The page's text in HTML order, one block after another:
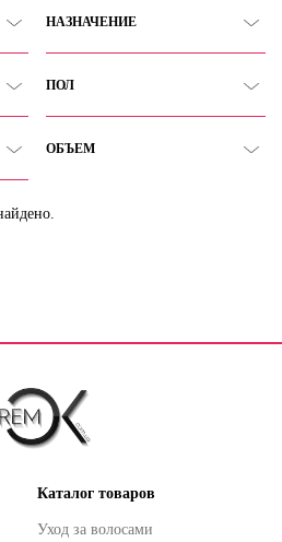
НАЗНАЧЕНИЕ
ПОЛ
ОБЪЕМ
Каталог товаров
Уход за волосами